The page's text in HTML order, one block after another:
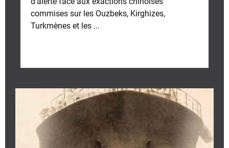
commises sur les Ouzbeks, Kirghizes,
Turkmènes et les ...